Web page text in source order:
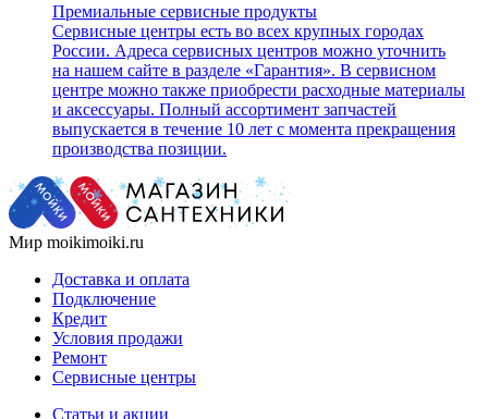
Премиальные сервисные продукты
Сервисные центры есть во всех крупных городах
России. Адреса сервисных центров можно уточнить
на нашем сайте в разделе «Гарантия». В сервисном
центре можно также приобрести расходные материалы
и аксессуары. Полный ассортимент запчастей
выпускается в течение 10 лет с момента прекращения
производства позиции.
Мир moikimoiki.ru
Доставка и оплата
Подключение
Кредит
Условия продажи
Ремонт
Сервисные центры
Статьи и акции